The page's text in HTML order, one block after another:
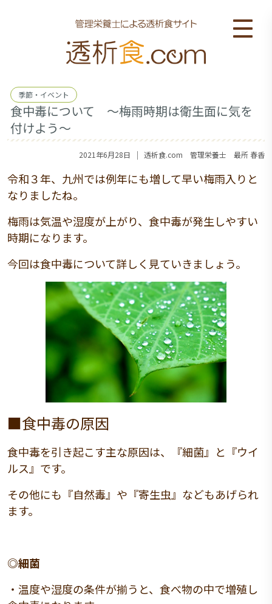
季節・イベント
食中毒について ～梅雨時期は衛生面に気を
付けよう～
2021年6月28日 ｜ 透析食.com 管理栄養士 最所 春香
令和３年、九州では例年にも増して早い梅雨入りと
なりましたね。
梅雨は気温や湿度が上がり、食中毒が発生しやすい
時期になります。
今回は食中毒について詳しく見ていきましょう。
■食中毒の原因
食中毒を引き起こす主な原因は、『細菌』と『ウイ
ルス』です。
その他にも『自然毒』や『寄生虫』などもあげられ
ます。
◎細菌
・温度や湿度の条件が揃うと、食べ物の中で増殖し